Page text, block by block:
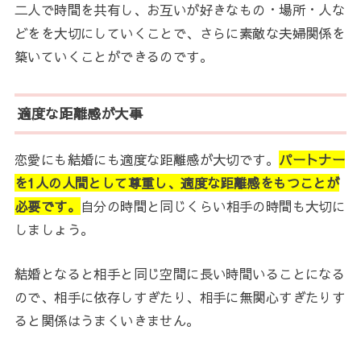
二人で時間を共有し、お互いが好きなもの・場所・人な
どをを大切にしていくことで、さらに素敵な夫婦関係を
築いていくことができるのです。
適度な距離感が大事
恋愛にも結婚にも適度な距離感が大切です。 パートナー
を1人の人間として尊重し、適度な距離感をもつことが
必要です。 自分の時間と同じくらい相手の時間も大切に
しましょう。
結婚となると相手と同じ空間に長い時間いることになる
ので、相手に依存しすぎたり、相手に無関心すぎたりす
ると関係はうまくいきません。